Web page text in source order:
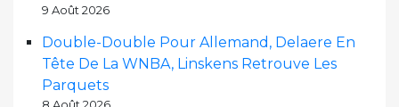
9 Août 2026
Double-Double Pour Allemand, Delaere En
Tête De La WNBA, Linskens Retrouve Les
Parquets